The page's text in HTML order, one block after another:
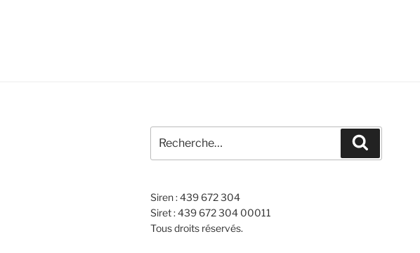
pour
:
Siren : 439 672 304
Siret : 439 672 304 00011
Tous droits réservés.